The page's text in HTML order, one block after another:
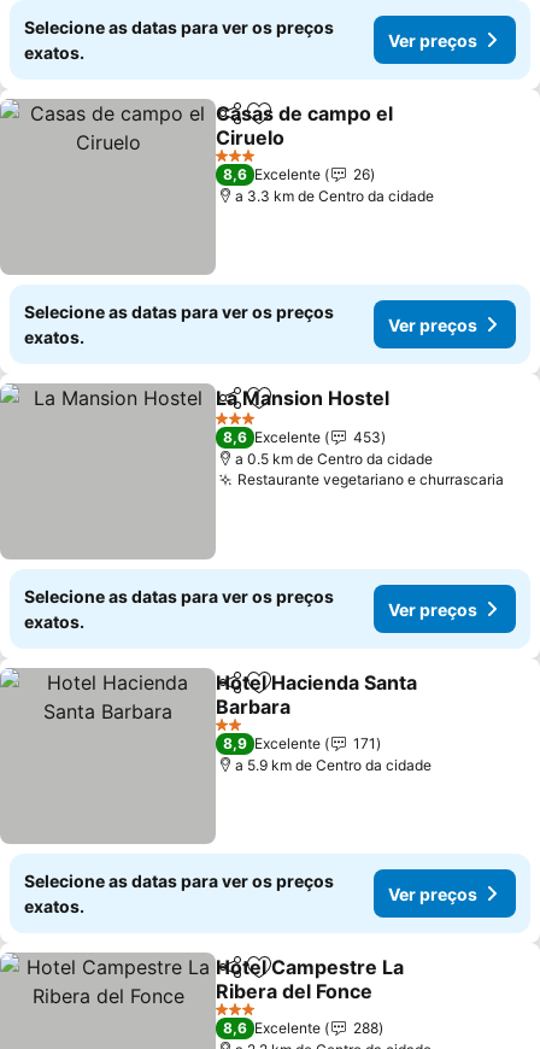
Selecione as datas para ver os preços
exatos.
Ver preços
PartilharAdicionar aos favoritos
Casas de campo el
Ciruelo
Ver preços
3 Estrelas
8,6 Excelente
26
a 3.3 km de Centro da cidade
Selecione as datas para ver os preços
exatos.
Ver preços
PartilharAdicionar aos favoritos
La Mansion Hostel
3 Estrelas
8,6 Excelente
453
a 0.5 km de Centro da cidade
Restaurante vegetariano e churrascaria
Selecione as datas para ver os preços
exatos.
Ver preços
PartilharAdicionar aos favoritos
Hotel Hacienda Santa
Barbara
Ver preços
2 Estrelas
8,9 Excelente
171
a 5.9 km de Centro da cidade
Selecione as datas para ver os preços
exatos.
Ver preços
PartilharAdicionar aos favoritos
Hotel Campestre La
Ribera del Fonce
Ver preços
3 Estrelas
8,6 Excelente
288